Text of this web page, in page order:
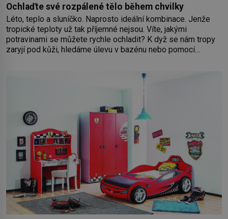
Ochlaďte své rozpálené tělo během chvilky
Léto, teplo a sluníčko. Naprosto ideální kombinace. Jenže
tropické teploty už tak příjemné nejsou. Víte, jakými
potravinami se můžete rychle ochladit? K dyž se nám tropy
zaryjí pod kůži, hledáme úlevu v bazénu nebo pomocí